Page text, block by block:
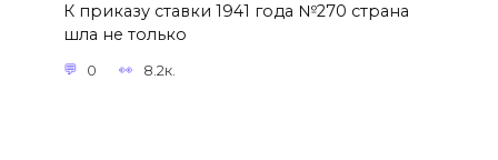
К приказу ставки 1941 года №270 страна
шла не только
0 8.2к.